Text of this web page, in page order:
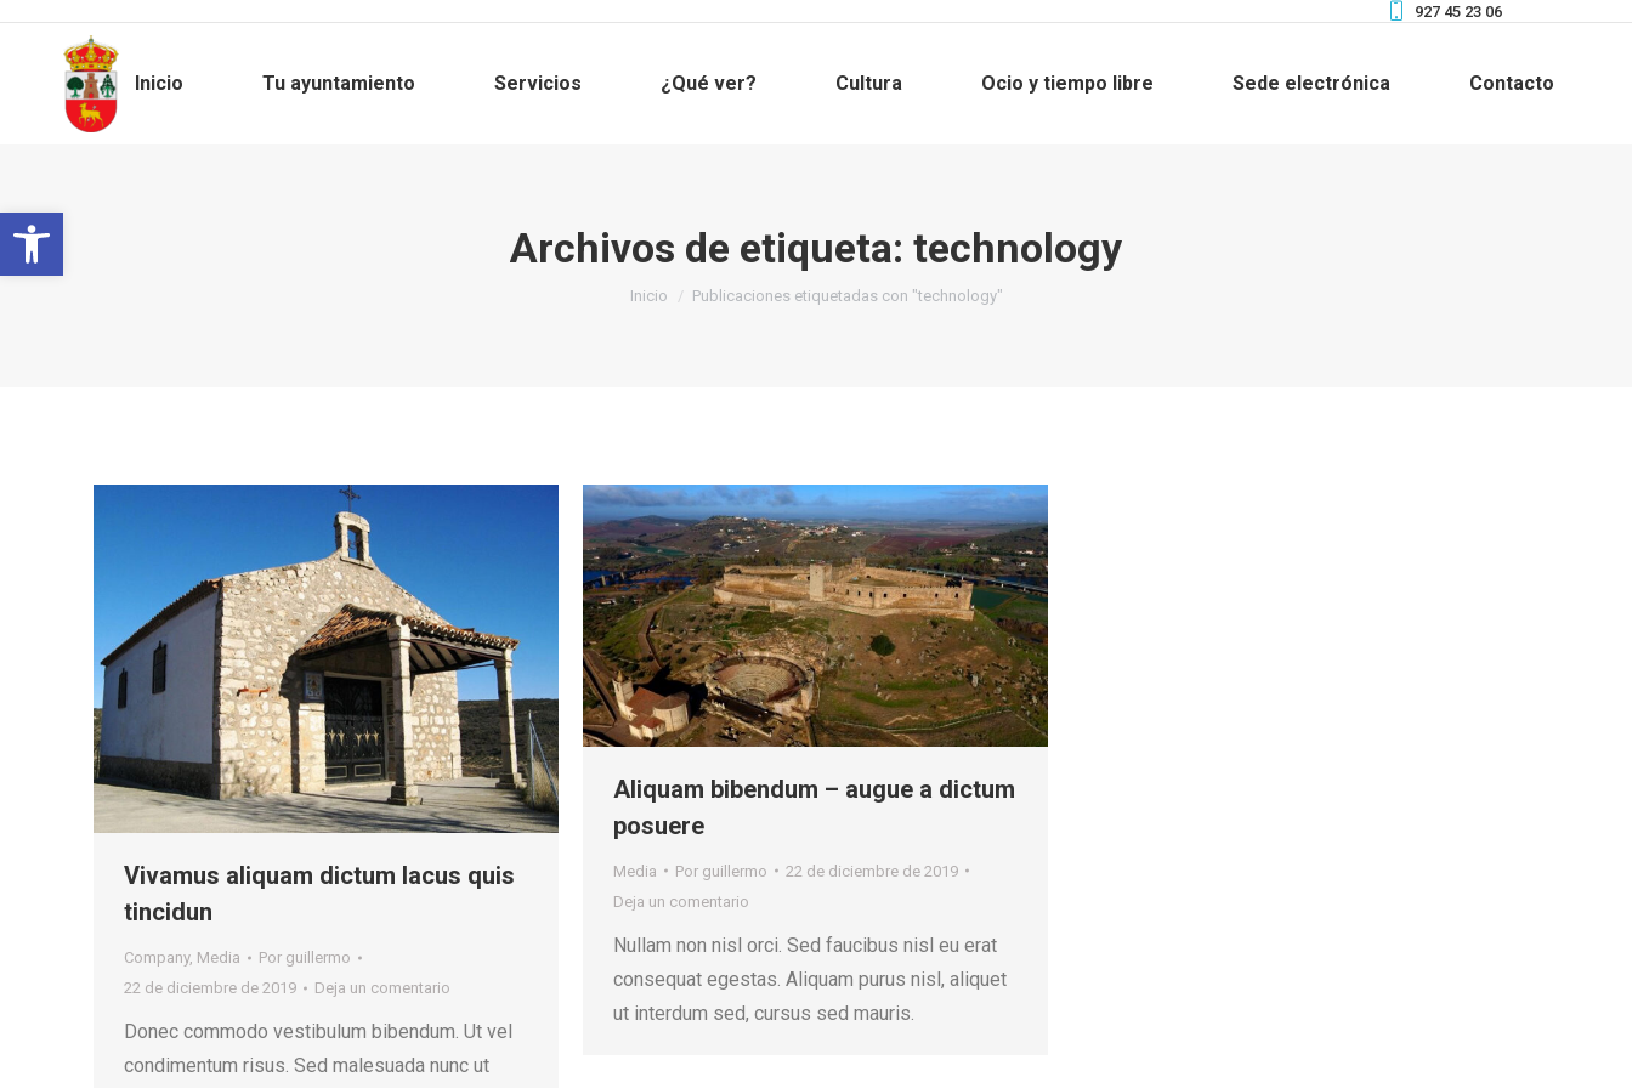
Abrir barra de herramientas
927 45 23 06
Inicio Tu ayuntamiento Servicios ¿Qué ver? Cultura Ocio y tiempo libre Sede electrónica Contacto
Archivos de etiqueta: technology
Estás aquí:
Inicio Publicaciones etiquetadas con "technology"
Vivamus aliquam dictum lacus quis
tincidun
Company, Media Por guillermo
22 de diciembre de 2019
Deja un comentario
Donec commodo vestibulum bibendum. Ut vel
condimentum risus. Sed malesuada nunc ut
Aliquam bibendum – augue a dictum
posuere
Media Por guillermo
22 de diciembre de 2019
Deja un comentario
Nullam non nisl orci. Sed faucibus nisl eu erat
consequat egestas. Aliquam purus nisl, aliquet
ut interdum sed, cursus sed mauris.